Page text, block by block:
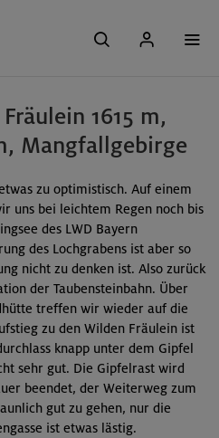
1615 m,
Mangfallgebirge
zu optimistisch. Auf einem
uns bei leichtem Regen noch bis
des LWD Bayern
des Lochgrabens ist aber so
nicht zu denken ist. Also zurück
der Taubensteinbahn. Über
treffen wir wieder auf die
zu den Wilden Fräulein ist
knapp unter dem Gipfel
sehr gut. Die Gipfelrast wird
beendet, der Weiterweg zum
gut zu gehen, nur die
ist etwas lästig.